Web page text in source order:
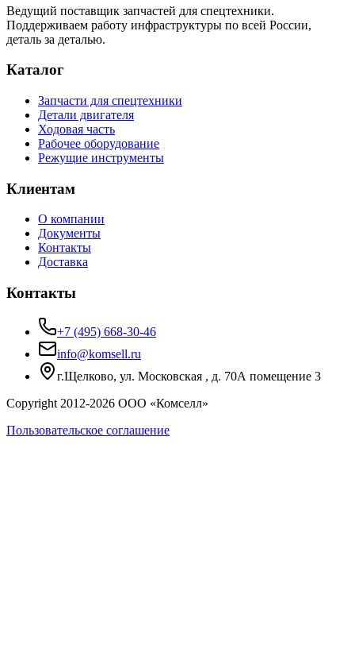
Ведущий поставщик запчастей для спецтехники.
Поддерживаем работу инфраструктуры по всей России,
деталь за деталью.
Каталог
Запчасти для спецтехники
Детали двигателя
Ходовая часть
Рабочее оборудование
Режущие инструменты
Клиентам
О компании
Документы
Контакты
Доставка
Контакты
+7 (495) 668-30-46
info@komsell.ru
г.Щелково, ул. Московская , д. 70А помещение 3
Copyright 2012-2026 ООО «Комселл»
Пользовательское соглашение